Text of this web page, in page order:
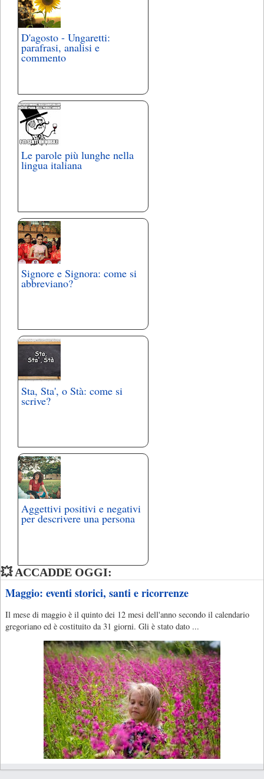
D'agosto - Ungaretti:
parafrasi, analisi e
commento
Le parole più lunghe nella
lingua italiana
Signore e Signora: come si
abbreviano?
Sta, Sta', o Stà: come si
scrive?
Aggettivi positivi e negativi
per descrivere una persona
💥 ACCADDE OGGI:
Maggio: eventi storici, santi e ricorrenze
Il mese di maggio è il quinto dei 12 mesi dell'anno secondo il calendario
gregoriano ed è costituito da 31 giorni. Gli è stato dato ...